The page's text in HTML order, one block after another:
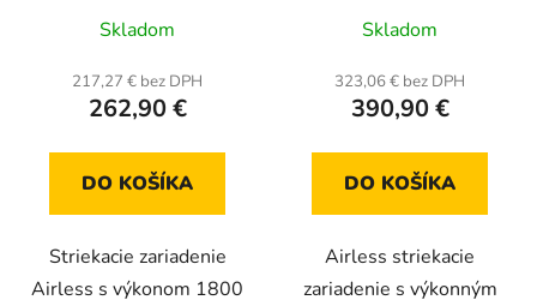
striekacia pištoľ +
hadica
Skladom
217,27 € bez DPH
262,90 €
DO KOŠÍKA
Striekacie zariadenie
Airless s výkonom 1800
na vozíku
(membránové), pištoľ +
9 m hadica a
predlžovacia tyč
Skladom
323,06 € bez DPH
390,90 €
DO KOŠÍKA
Airless striekacie
zariadenie s výkonným